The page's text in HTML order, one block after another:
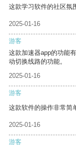
这款学习软件的社区氛
2025-01-16
游客
这款加速器app的功能
动切换线路的功能。
2025-01-16
游客
这款软件的操作非常简
2025-01-16
游客